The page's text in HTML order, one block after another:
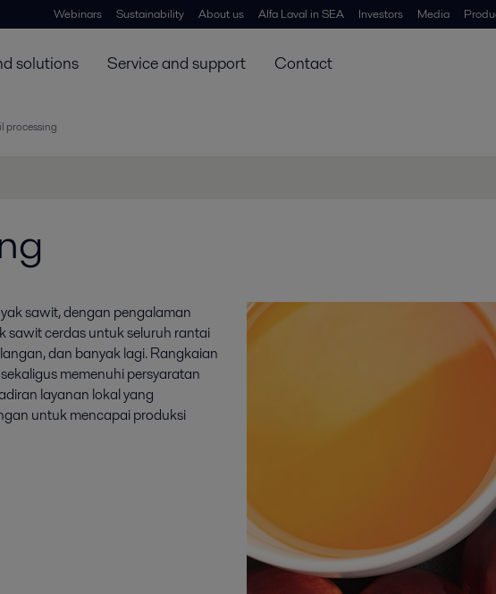
Webinars Sustainability About us Alfa Laval in SEA Investors Media
solutions Service and support Contact
processing
sawit, dengan pengalaman
sawit cerdas untuk seluruh rantai
dan banyak lagi. Rangkaian
memenuhi persyaratan
layanan lokal yang
untuk mencapai produksi